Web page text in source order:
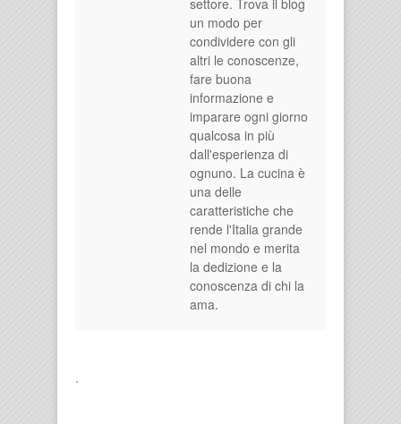
un modo per
condividere con gli
altri le conoscenze,
fare buona
informazione e
imparare ogni giorno
qualcosa in più
dall'esperienza di
ognuno. La cucina è
una delle
caratteristiche che
rende l'Italia grande
nel mondo e merita
la dedizione e la
conoscenza di chi la
ama.
.